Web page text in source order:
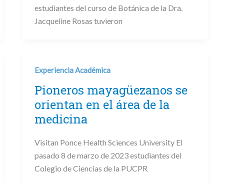
estudiantes del curso de Botánica de la Dra.
Jacqueline Rosas tuvieron
Experiencia Académica
Pioneros mayagüezanos se
orientan en el área de la
medicina
Visitan Ponce Health Sciences University El
pasado 8 de marzo de 2023 estudiantes del
Colegio de Ciencias de la PUCPR